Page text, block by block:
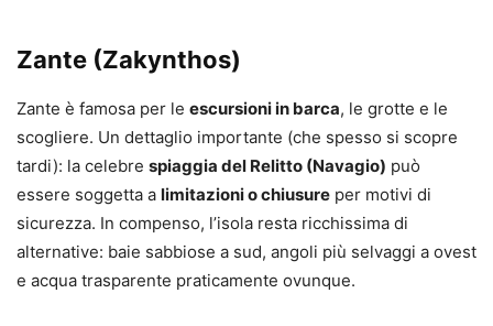
Zante (Zakynthos)
Zante è famosa per le escursioni in barca, le grotte e le
scogliere. Un dettaglio importante (che spesso si scopre
tardi): la celebre spiaggia del Relitto (Navagio) può
essere soggetta a limitazioni o chiusure per motivi di
sicurezza. In compenso, l’isola resta ricchissima di
alternative: baie sabbiose a sud, angoli più selvaggi a ovest
e acqua trasparente praticamente ovunque.